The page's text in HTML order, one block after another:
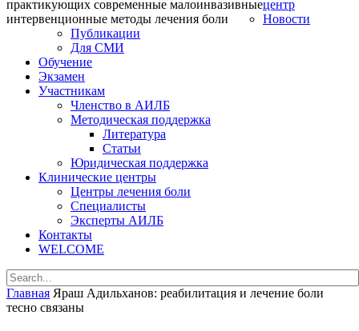
практикующих современные малоинвазивные
интервенционные методы лечения боли
центр
Новости
Публикации
Для СМИ
Обучение
Экзамен
Участникам
Членство в АИЛБ
Методическая поддержка
Литература
Статьи
Юридическая поддержка
Клинические центры
Центры лечения боли
Специалисты
Эксперты АИЛБ
Контакты
WELCOME
Главная Яраш Адильханов: реабилитация и лечение боли
тесно связаны